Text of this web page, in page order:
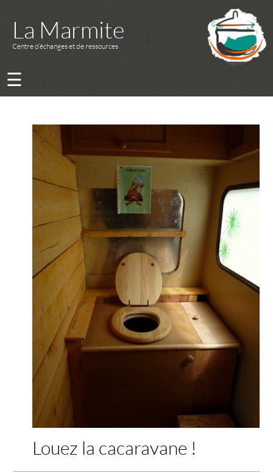
La Marmite
Centre d’échanges et de ressources
☰
Louez la cacaravane !